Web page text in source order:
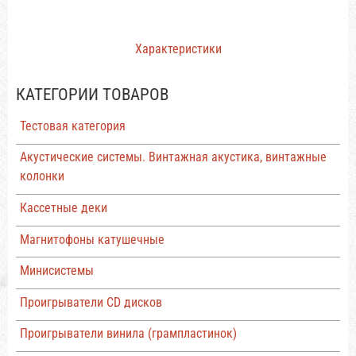
КАТЕГОРИИ ТОВАРОВ
Тестовая категория
Акустические системы. Винтажная акустика, винтажные
колонки
Кассетные деки
Магнитофоны катушечные
Минисистемы
Проигрыватели CD дисков
Проигрыватели винила (грампластинок)
Характеристики